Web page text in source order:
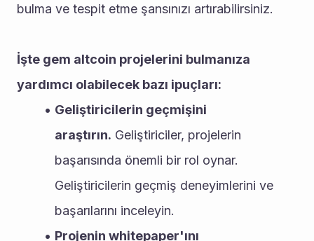
bulma ve tespit etme şansınızı artırabilirsiniz.
İşte gem altcoin projelerini bulmanıza
yardımcı olabilecek bazı ipuçları:
Geliştiricilerin geçmişini
araştırın. Geliştiriciler, projelerin
başarısında önemli bir rol oynar.
Geliştiricilerin geçmiş deneyimlerini ve
başarılarını inceleyin.
Projenin whitepaper'ını